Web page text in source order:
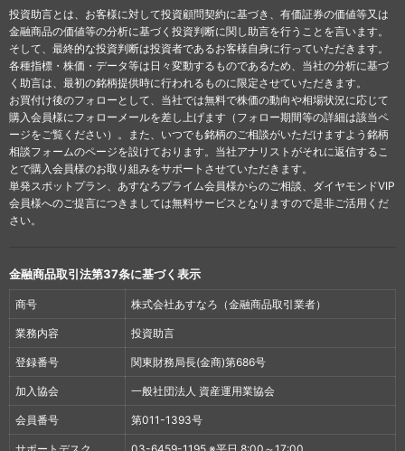
投資助言とは、お客様に対して投資顧問契約に基づき、有価証券の価値等又は
金融商品の価値等の分析に基づく投資判断に関し助言を行うことを言います。
そして、最終的な投資判断は投資者であるお客様自身に行っていただきます。
各種指標・株価・データ等は日々変動するものであるため、当社の分析に基づ
く助言は、最初の銘柄提供時に行われるものに限定させていただきます。
お買付け後のフォローとして、当社では無料で株価の動向や相場状況に応じて
購入会員様にフォローメールを差し上げます（フォロー期間等の詳細は該当ペ
ージをご覧ください）。また、いつでも銘柄のご相談がいただけますよう銘柄
相談フォームのページを設けております。当社アナリストがそれに返信するこ
とで購入会員様のお取り組みをサポートさせていただきます。
単発スポットプラン、あすなろプライム会員様からのご相談、ダイヤモンドVIP
会員様へのご提言につきましては無料サービスとなりますので是非ご活用くだ
さい。
金融商品取引法第37条に基づく表示
商号 株式会社あすなろ（金融商品取引業者）
業務内容 投資助言
登録番号 関東財務局長(金商)第686号
加入協会 一般社団法人 資産運用業協会
会員番号 第011-1393号